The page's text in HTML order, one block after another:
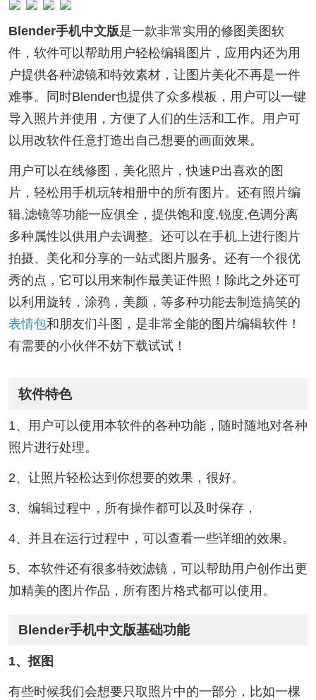
Blender手机中文版是一款非常实用的修图美图软
件，软件可以帮助用户轻松编辑图片，应用内还为用
户提供各种滤镜和特效素材，让图片美化不再是一件
难事。同时Blender也提供了众多模板，用户可以一键
导入照片并使用，方便了人们的生活和工作。用户可
以用改软件任意打造出自己想要的画面效果。
用户可以在线修图，美化照片，快速P出喜欢的图
片，轻松用手机玩转相册中的所有图片。还有照片编
辑,滤镜等功能一应俱全，提供饱和度,锐度,色调分离
多种属性以供用户去调整。还可以在手机上进行图片
拍摄、美化和分享的一站式图片服务。还有一个很优
秀的点，它可以用来制作最美证件照！除此之外还可
以利用旋转，涂鸦，美颜，等多种功能去制造搞笑的
表情包和朋友们斗图，是非常全能的图片编辑软件！
有需要的小伙伴不妨下载试试！
软件特色
1、用户可以使用本软件的各种功能，随时随地对各种
照片进行处理。
2、让照片轻松达到你想要的效果，很好。
3、编辑过程中，所有操作都可以及时保存，
4、并且在运行过程中，可以查看一些详细的效果。
5、本软件还有很多特效滤镜，可以帮助用户创作出更
加精美的图片作品，所有图片格式都可以使用。
Blender手机中文版基础功能
1、抠图
有些时候我们会想要只取照片中的一部分，比如一棵